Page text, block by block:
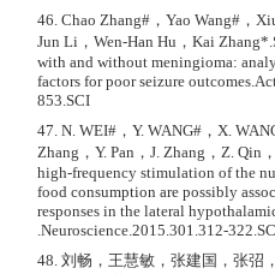
46. Chao Zhang#，Yao Wang#，
Jun Li，Wen-Han Hu，Kai
with and without meningioma:
factors for poor seizure
853.SCI
47. N. WEI#，Y. WANG#，X.
Zhang，Y. Pan，J. Zhang，Z. Qin
high-frequency stimulation of the
food consumption are possibly
responses in the lateral
.Neuroscience.2015.301.312-
48. 刘畅，王慧敏，张建国，张弨